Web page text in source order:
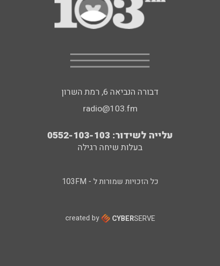
דבורה הנביאה 6, רמת השרון
radio@103.fm
עלייה לשידור: 0552-103-103
בעלות שיחה רגילה
כל הזכויות שמורות ל - 103FM
created by CYBERSERVE